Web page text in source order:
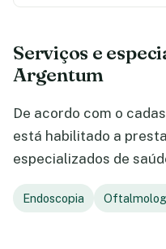
Serviços e
Argentum
De acordo com o
está habilitado a
especializados de
Endoscopia